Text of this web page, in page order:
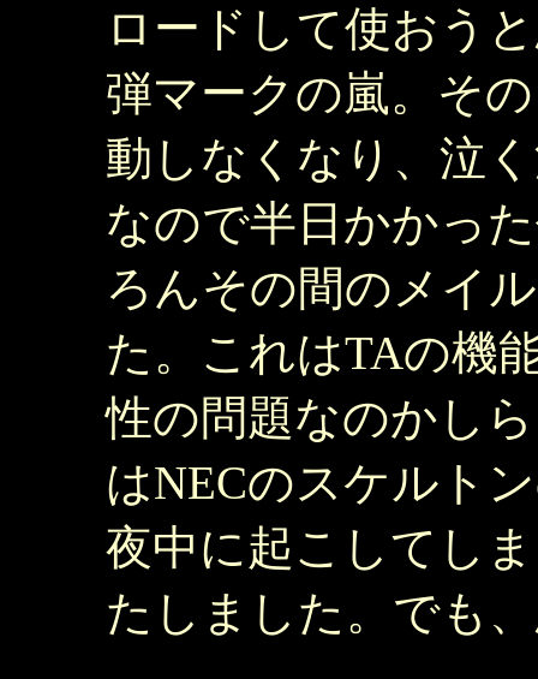
ロードして使おう
弾マークの嵐。そ
動しなくなり、泣
なので半日かかっ
ろんその間のメイ
た。これはTAの機
性の問題なのかし
はNECのスケルト
夜中に起こしてし
たしました。でも